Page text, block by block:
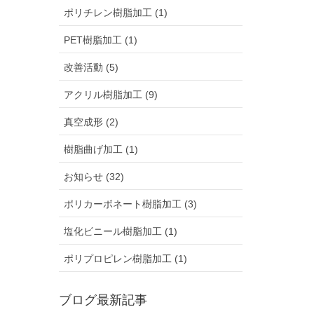
ポリチレン樹脂加工 (1)
PET樹脂加工 (1)
改善活動 (5)
アクリル樹脂加工 (9)
真空成形 (2)
樹脂曲げ加工 (1)
お知らせ (32)
ポリカーボネート樹脂加工 (3)
塩化ビニール樹脂加工 (1)
ポリプロピレン樹脂加工 (1)
ブログ最新記事